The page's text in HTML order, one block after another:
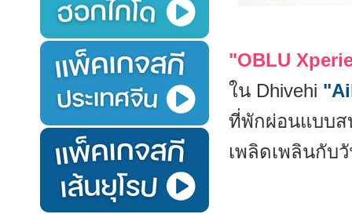
"OBLU
ใน Dhivehi
ที่พักผ่อนแบบส
เพลิดเพลินกับ